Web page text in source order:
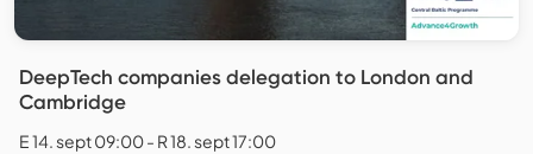
DeepTech companies delegation to London and
Cambridge
E 14. sept 09:00 - R 18. sept 17:00